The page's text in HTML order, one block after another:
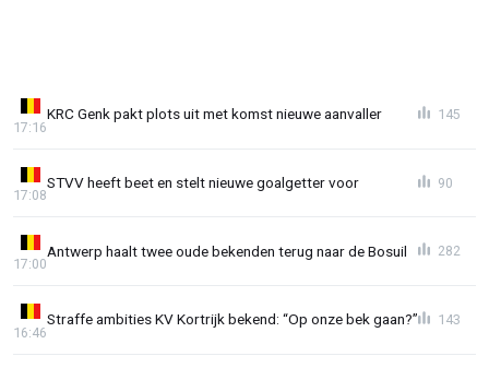
KRC Genk pakt plots uit met komst nieuwe aanvaller
17:16
145
STVV heeft beet en stelt nieuwe goalgetter voor
17:08
90
Antwerp haalt twee oude bekenden terug naar de Bosuil
17:00
282
Straffe ambities KV Kortrijk bekend: “Op onze bek gaan?”
16:46
143